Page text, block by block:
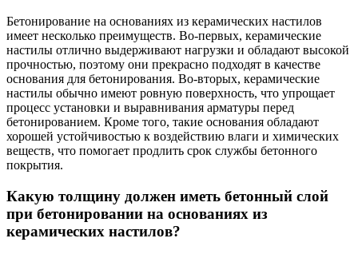
Бетонирование на основаниях из керамических настилов
имеет несколько преимуществ. Во-первых, керамические
настилы отлично выдерживают нагрузки и обладают высокой
прочностью, поэтому они прекрасно подходят в качестве
основания для бетонирования. Во-вторых, керамические
настилы обычно имеют ровную поверхность, что упрощает
процесс установки и выравнивания арматуры перед
бетонированием. Кроме того, такие основания обладают
хорошей устойчивостью к воздействию влаги и химических
веществ, что помогает продлить срок службы бетонного
покрытия.
Какую толщину должен иметь бетонный слой
при бетонировании на основаниях из
керамических настилов?